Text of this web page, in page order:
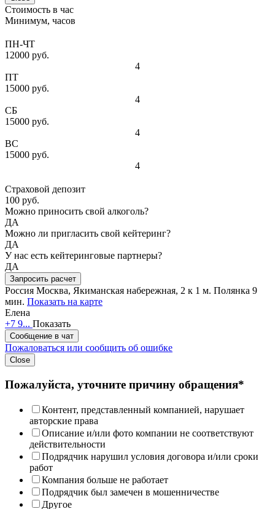
Стоимость в час
Минимум, часов
ПН-ЧТ
12000 руб.
4
ПТ
15000 руб.
4
СБ
15000 руб.
4
ВС
15000 руб.
4
Страховой депозит
100 руб.
Можно приносить свой алкоголь?
ДА
Можно ли пригласить свой кейтеринг?
ДА
У нас есть кейтеринговые партнеры?
ДА
Запросить расчет
Россия Москва, Якиманская набережная, 2 к 1 м. Полянка 9
мин. Показать на карте
Елена
+7 9... Показать
Сообщение в чат
Пожаловаться или сообщить об ошибке
Close
Пожалуйста, уточните причину обращения*
Контент, представленный компанией, нарушает
авторские права
Описание и/или фото компании не соответствуют
действительности
Подрядчик нарушил условия договора и/или сроки
работ
Компания больше не работает
Подрядчик был замечен в мошенничестве
Другое